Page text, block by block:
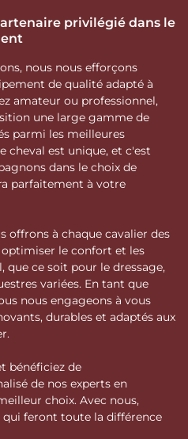
commissure des
l’action et
par la forme de ses
Il conditionne la fixité de
aides latérales. Les
lemors à olives ou le
Pour les
de la pression, les
Pelhamou lemors de bride
variées selon le point
des
directement sur
acier inoxydableest reconnu
Cependant, l'utilisation
Sensoganou leCypriumest
Les alternatives
privilégié dans le
nous nous efforçons
de qualité adapté à
amateur ou professionnel,
une large gamme de
parmi les meilleures
cheval est unique, et c'est
dans le choix de
parfaitement à votre
offrons à chaque cavalier des
le confort et les
que ce soit pour le dressage,
variées. En tant que
nous engageons à vous
durables et adaptés aux
bénéficiez de
de nos experts en
choix. Avec nous,
feront toute la différence